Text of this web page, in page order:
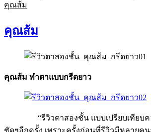
คุณส้ม
คุณส้ม
คุณส้ม ทำตาแบบกรีดยาว
“รีวิวตาสองชั้น​ แบบเปรียบเทียบคว
ชัดๆ​​อีกครั้ง​ เพราะครั้งก่อนที่รีวิว​มีหลายคน